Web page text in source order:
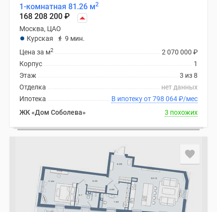
поселки
водоема
Коттеджные
поселки
ипотеку
Бизнес-
центры
Коттеджи
1-комнатная 81.26 м2
168 208 200 ₽
Москва, ЦАО
Курская
9 мин.
2 070 000 ₽
Цена за м2
1
Корпус
3 из 8
Этаж
нет данных
Отделка
В ипотеку от 798 064₽/мес
Ипотека
ЖК «Дом Соболева»
3 похожих